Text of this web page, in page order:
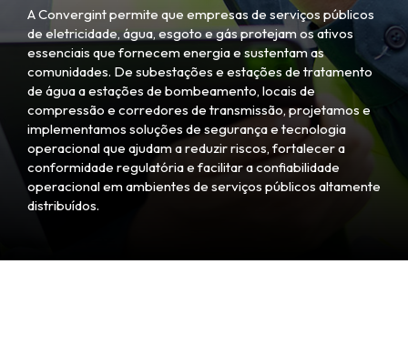
A Convergint permite que empresas de serviços públicos
de eletricidade, água, esgoto e gás protejam os ativos
essenciais que fornecem energia e sustentam as
comunidades. De subestações e estações de tratamento
de água a estações de bombeamento, locais de
compressão e corredores de transmissão, projetamos e
implementamos soluções de segurança e tecnologia
operacional que ajudam a reduzir riscos, fortalecer a
conformidade regulatória e facilitar a confiabilidade
operacional em ambientes de serviços públicos altamente
distribuídos.